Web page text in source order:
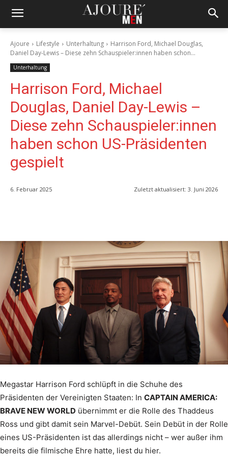
Ajoure Lifestyle Unterhaltung
Harrison Ford, Michael Douglas,
Daniel Day-Lewis – Diese zehn Schauspieler:innen haben schon...
Unterhaltung
Harrison Ford, Michael
Douglas, Daniel Day-Lewis –
Diese zehn Schauspieler:innen
haben schon US-Präsidenten
gespielt
6. Februar 2025 Zuletzt aktualisiert: 3. Juni 2026
Megastar Harrison Ford schlüpft in die Schuhe des
Präsidenten der Vereinigten Staaten: In CAPTAIN AMERICA:
BRAVE NEW WORLD übernimmt er die Rolle des Thaddeus
Ross und gibt damit sein Marvel-Debüt. Sein Debüt in der Rolle
eines US-Präsidenten ist das allerdings nicht – wer außer ihm
bereits die filmische Ehre hatte, liest du hier.